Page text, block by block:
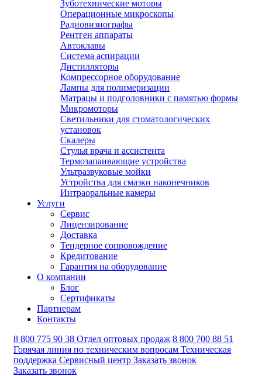
Зуботехнические моторы
Операционные микроскопы
Радиовизиографы
Рентген аппараты
Автоклавы
Система аспирации
Дистилляторы
Компрессорное оборудование
Лампы для полимеризации
Матрацы и подголовники с памятью формы
Микромоторы
Светильники для стоматологических
установок
Скалеры
Стулья врача и ассистента
Термозапаивающие устройства
Ультразвуковые мойки
Устройства для смазки наконечников
Интраоральные камеры
Услуги
Сервис
Лицензирование
Доставка
Тендерное сопровождение
Кредитование
Гарантия на оборудование
О компании
Блог
Сертификаты
Партнерам
Контакты
8 800 775 90 38 Отдел оптовых продаж 8 800 700 88 51
Горячая линия по техническим вопросам Техническая
поддержка Сервисный центр Заказать звонок
Заказать звонок